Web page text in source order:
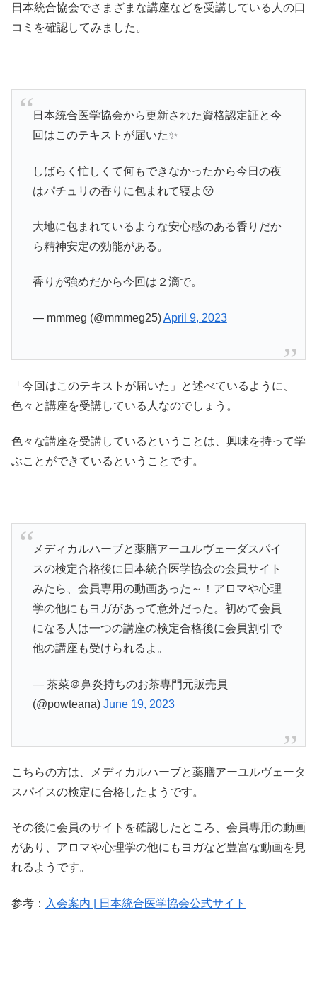
日本統合協会でさまざまな講座などを受講している人の口
コミを確認してみました。
日本統合医学協会から更新された資格認定証と今
回はこのテキストが届いた✨
しばらく忙しくて何もできなかったから今日の夜
はパチュリの香りに包まれて寝よ😚
大地に包まれているような安心感のある香りだか
ら精神安定の効能がある。
香りが強めだから今回は２滴で。
— mmmeg (@mmmeg25)April 9, 2023
「今回はこのテキストが届いた」と述べているように、
色々と講座を受講している人なのでしょう。
色々な講座を受講しているということは、興味を持って学
ぶことができているということです。
メディカルハーブと薬膳アーユルヴェーダスパイ
スの検定合格後に日本統合医学協会の会員サイト
みたら、会員専用の動画あった～！アロマや心理
学の他にもヨガがあって意外だった。初めて会員
になる人は一つの講座の検定合格後に会員割引で
他の講座も受けられるよ。
— 茶菜＠鼻炎持ちのお茶専門元販売員
(@powteana) June 19, 2023
こちらの方は、メディカルハーブと薬膳アーユルヴェータ
スパイスの検定に合格したようです。
その後に会員のサイトを確認したところ、会員専用の動画
があり、アロマや心理学の他にもヨガなど豊富な動画を見
れるようです。
参考： 入会案内 | 日本統合医学協会公式サイト